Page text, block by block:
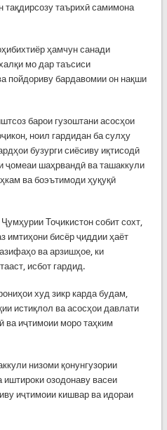
тақдирсозу таърихӣ самимона
ҳамчун санади
мо дар таъсиси
пойдориву бардавомии он нақши
барои гузоштани асосҳои
ноил гардидан ба сулҳу
бузурги сиёсиву иқтисодӣ
ҷомеаи шаҳрвандӣ ва ташаккули
ва боэътимоди ҳуқуқӣ
Тоҷикистон собит сохт,
имтиҳони бисёр ҷиддии ҳаёт
ва арзишҳое, ки
исбот гардид.
худ зикр карда будам,
истиқлол ва асосҳои давлати
ва иҷтимоии моро таҳким
низоми қонунгузории
озодонаву васеи
иҷтимоии кишвар ва идораи